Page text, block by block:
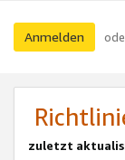
Anmelden
zuletzt